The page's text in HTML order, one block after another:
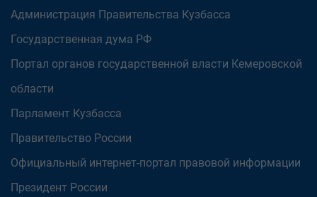
Администрация Правительства Кузбасса
Государственная дума РФ
Портал органов государственной власти Кемеровской
области
Парламент Кузбасса
Правительство России
Официальный интернет-портал правовой информации
Президент России